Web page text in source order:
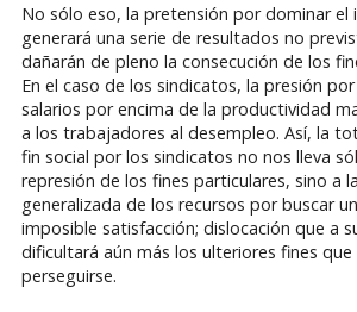
No sólo eso, la pretensión por dominar el
generará una serie de resultados no
dañarán de pleno la consecución de los
En el caso de los sindicatos, la presión
salarios por encima de la productividad
a los trabajadores al desempleo. Así, la
fin social por los sindicatos no nos lleva
represión de los fines particulares, sino a
generalizada de los recursos por buscar
imposible satisfacción; dislocación que a
dificultará aún más los ulteriores fines que
perseguirse.